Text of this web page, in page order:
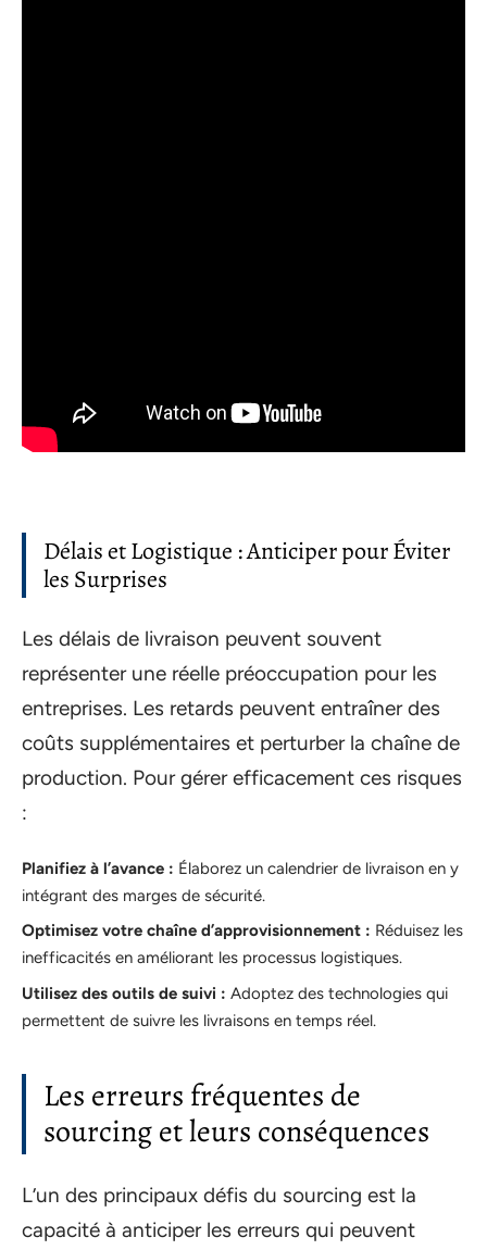
Délais et Logistique : Anticiper pour Éviter
les Surprises
Les délais de livraison peuvent souvent
représenter une réelle préoccupation pour les
entreprises. Les retards peuvent entraîner des
coûts supplémentaires et perturber la chaîne de
production. Pour gérer efficacement ces risques
:
Planifiez à l’avance : Élaborez un calendrier de livraison en y
intégrant des marges de sécurité.
Optimisez votre chaîne d’approvisionnement : Réduisez les
inefficacités en améliorant les processus logistiques.
Utilisez des outils de suivi : Adoptez des technologies qui
permettent de suivre les livraisons en temps réel.
Les erreurs fréquentes de
sourcing et leurs conséquences
L’un des principaux défis du sourcing est la
capacité à anticiper les erreurs qui peuvent